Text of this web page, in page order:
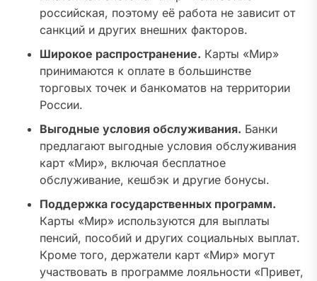
российская, поэтому её работа не зависит от
санкций и других внешних факторов.
Широкое распространение. Карты «Мир»
принимаются к оплате в большинстве
торговых точек и банкоматов на территории
России.
Выгодные условия обслуживания. Банки
предлагают выгодные условия обслуживания
карт «Мир», включая бесплатное
обслуживание, кешбэк и другие бонусы.
Поддержка государственных программ.
Карты «Мир» используются для выплаты
пенсий, пособий и других социальных выплат.
Кроме того, держатели карт «Мир» могут
участвовать в программе лояльности «Привет,